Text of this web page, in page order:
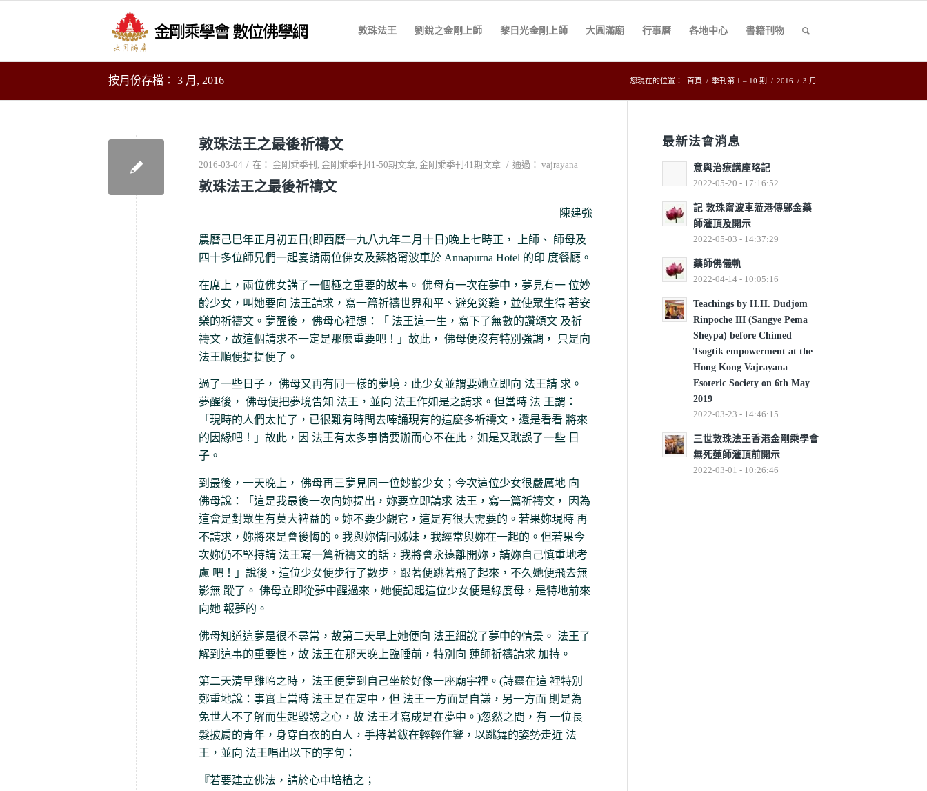
敦珠法王 劉銳之金剛上師 黎日光金剛上師 大圓滿廟 行事曆 各地中心 書籍刊物
按月份存檔： 3 月, 2016 您現在的位置： 首頁 / 季刊第 1 – 10 期 / 2016 / 3 月
敦珠法王之最後祈禱文
2016-03-04 / 在： 金剛乘季刊 , 金剛乘季刊41-50期文章, 金剛乘季刊41期文章 / 通過： vajrayana
敦珠法王之最後祈禱文
陳建強
農曆己巳年正月初五日(即西曆一九八九年二月十日)晚上七時正， 上師、 師母及
四十多位師兄們一起宴請兩位佛女及蘇格甯波車於 Annapurna Hotel 的印 度餐廳。
在席上，兩位佛女講了一個極之重要的故事。 佛母有一次在夢中，夢見有一 位妙
齡少女，叫她要向 法王請求，寫一篇祈禱世界和平、避免災難，並使眾生得 著安
樂的祈禱文。夢醒後， 佛母心裡想：「 法王這一生，寫下了無數的讚頌文 及祈
禱文，故這個請求不一定是那麼重要吧！」故此， 佛母便沒有特別強調， 只是向
法王順便提提便了。
過了一些日子， 佛母又再有同一樣的夢境，此少女並謂要她立即向 法王請 求。
夢醒後， 佛母便把夢境告知 法王，並向 法王作如是之請求。但當時 法 王謂：
「現時的人們太忙了，已很難有時間去唪誦現有的這麼多祈禱文，還是看看 將來
的因緣吧！」故此，因 法王有太多事情要辦而心不在此，如是又耽誤了一些 日
子。
到最後，一天晚上， 佛母再三夢見同一位妙齡少女；今次這位少女很嚴厲地 向
佛母說：「這是我最後一次向妳提出，妳要立即請求 法王，寫一篇祈禱文， 因為
這會是對眾生有莫大裨益的。妳不要少覷它，這是有很大需要的。若果妳現時 再
不請求，妳將來是會後悔的。我與妳情同姊妹，我經常與妳在一起的。但若果今
次妳仍不堅持請 法王寫一篇祈禱文的話，我將會永遠離開妳，請妳自己慎重地考
慮 吧！」說後，這位少女便步行了數步，跟著便跳著飛了起來，不久她便飛去無
影無 蹤了。 佛母立即從夢中醒過來，她便記起這位少女便是綠度母，是特地前來
向她 報夢的。
佛母知道這夢是很不尋常，故第二天早上她便向 法王細說了夢中的情景。 法王了
解到這事的重要性，故 法王在那天晚上臨睡前，特別向 蓮師祈禱請求 加持。
第二天清早雞啼之時， 法王便夢到自己坐於好像一座廟宇裡。(詩靈在這 裡特別
鄭重地說：事實上當時 法王是在定中，但 法王一方面是自謙，另一方面 則是為
免世人不了解而生起毀謗之心，故 法王才寫成是在夢中。)忽然之間，有 一位長
髮披肩的青年，身穿白衣的白人，手持著鈸在輕輕作響，以跳舞的姿勢走近 法
王，並向 法王唱出以下的字句：
『若要建立佛法，請於心中培植之；
最新法會消息
意與治療講座略記
2022-05-20 - 17:16:52
記 敦珠甯波車蒞港傳鄔金藥
師灌頂及開示
2022-05-03 - 14:37:29
藥師佛儀軌
2022-04-14 - 10:05:16
Teachings by H.H. Dudjom
Rinpoche III (Sangye Pema
Sheypa) before Chimed
Tsogtik empowerment at the
Hong Kong Vajrayana
Esoteric Society on 6th May
2019
2022-03-23 - 14:46:15
三世敦珠法王香港金剛乘學會
無死蓮師灌頂前開示
2022-03-01 - 10:26:46